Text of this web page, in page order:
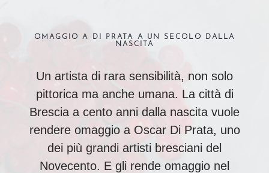
OMAGGIO A DI PRATA A UN SECOLO DALLA
NASCITA
Un artista di rara sensibilità, non solo
pittorica ma anche umana. La città di
Brescia a cento anni dalla nascita vuole
rendere omaggio a Oscar Di Prata, uno
dei più grandi artisti bresciani del
Novecento. E gli rende omaggio nel